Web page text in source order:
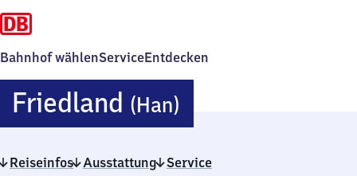
Bahnhof wählenServiceEntdecken
Friedland (Han)
(Hannover)
Reiseinfos Ausstattung Service